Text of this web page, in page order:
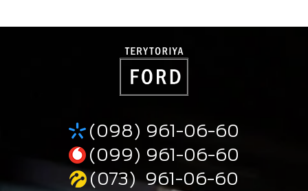
(098) 961-06-60
(099) 961-06-60
(073) 961-06-60